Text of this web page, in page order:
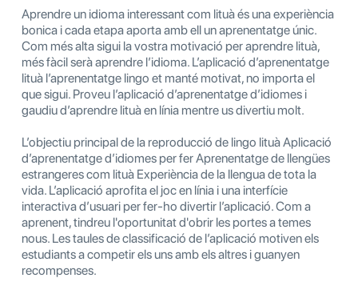
Aprendre un idioma interessant com lituà és una experiència
bonica i cada etapa aporta amb ell un aprenentatge únic.
Com més alta sigui la vostra motivació per aprendre lituà,
més fàcil serà aprendre l’idioma. L’aplicació d’aprenentatge
lituà l’aprenentatge lingo et manté motivat, no importa el
que sigui. Proveu l’aplicació d’aprenentatge d’idiomes i
gaudiu d’aprendre lituà en línia mentre us divertiu molt.
L’objectiu principal de la reproducció de lingo lituà Aplicació
d’aprenentatge d’idiomes per fer Aprenentatge de llengües
estrangeres com lituà Experiència de la llengua de tota la
vida. L’aplicació aprofita el joc en línia i una interfície
interactiva d’usuari per fer-ho divertir l’aplicació. Com a
aprenent, tindreu l'oportunitat d'obrir les portes a temes
nous. Les taules de classificació de l’aplicació motiven els
estudiants a competir els uns amb els altres i guanyen
recompenses.